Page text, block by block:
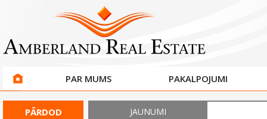
PAR MUMS PAKALPOJUMI
PĀRDOD JAUNUMI